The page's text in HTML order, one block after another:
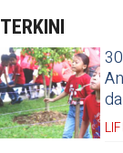
TERKINI